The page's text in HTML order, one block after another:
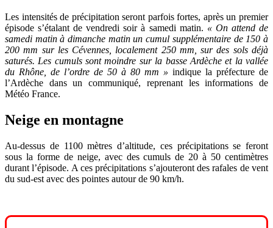
Les intensités de précipitation seront parfois fortes, après un premier
épisode s’étalant de vendredi soir à samedi matin. « On attend de
samedi matin à dimanche matin un cumul supplémentaire de 150 à
200 mm sur les Cévennes, localement 250 mm, sur des sols déjà
saturés. Les cumuls sont moindre sur la basse Ardèche et la vallée
du Rhône, de l’ordre de 50 à 80 mm » indique la préfecture de
l’Ardèche dans un communiqué, reprenant les informations de
Météo France.
Neige en montagne
Au-dessus de 1100 mètres d’altitude, ces précipitations se feront
sous la forme de neige, avec des cumuls de 20 à 50 centimètres
durant l’épisode. A ces précipitations s’ajouteront des rafales de vent
du sud-est avec des pointes autour de 90 km/h.